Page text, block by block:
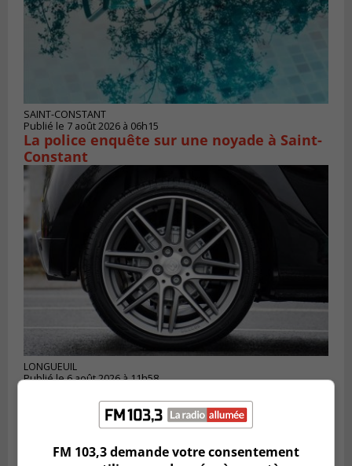
SAINT-CONSTANT
Publié le 7 août 2026 à 06h15
La police enquête sur une noyade à Saint-
Constant
LONGUEUIL
Publié le 6 août 2026 à 11h58
le Défi écrou de roue
FM 103,3 demande votre consentement